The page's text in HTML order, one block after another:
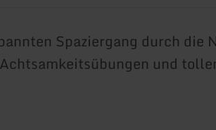
Spaziergang durch die
und